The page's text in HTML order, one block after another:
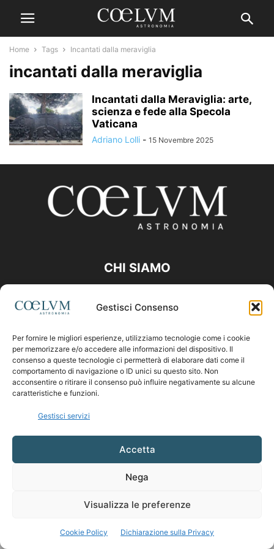
Gestisci Consenso
Per fornire le migliori esperienze, utilizziamo tecnologie come i cookie
per memorizzare e/o accedere alle informazioni del dispositivo. Il
consenso a queste tecnologie ci permetterà di elaborare dati come il
comportamento di navigazione o ID unici su questo sito. Non
acconsentire o ritirare il consenso può influire negativamente su alcune
caratteristiche e funzioni.
Gestisci servizi
Accetta
Nega
Visualizza le preferenze
Cookie Policy Dichiarazione sulla Privacy
Home Tags Incantati dalla meraviglia
incantati dalla meraviglia
Incantati dalla Meraviglia: arte,
scienza e fede alla Specola
Vaticana
Adriano Lolli - 15 Novembre 2025
CHI SIAMO
Contattaci:coelumastro@coelum.com
SEGUICI